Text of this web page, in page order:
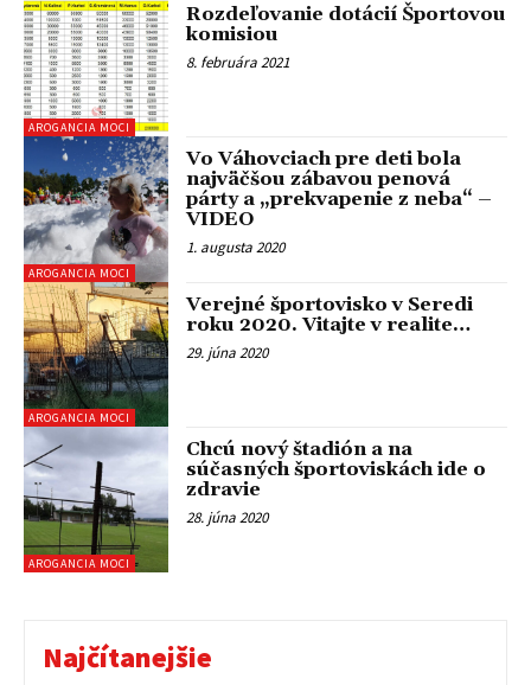
AROGANCIA MOCI
Rozdeľovanie dotácií Športovou
komisiou
8. februára 2021
AROGANCIA MOCI
Vo Váhovciach pre deti bola
najväčšou zábavou penová
párty a „prekvapenie z neba“ –
VIDEO
1. augusta 2020
AROGANCIA MOCI
Verejné športovisko v Seredi
roku 2020. Vitajte v realite…
29. júna 2020
AROGANCIA MOCI
Chcú nový štadión a na
súčasných športoviskách ide o
zdravie
28. júna 2020
Najčítanejšie